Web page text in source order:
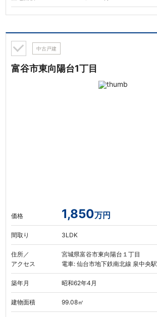
中古戸建
富谷市東向陽台1丁目
価格 1,850万円
間取り 3LDK
住所／
アクセス
宮城県富谷市東向陽台１丁目
電車: 仙台市地下鉄南北線 泉中央駅
築年月 昭和62年4月
建物面積 99.08㎡